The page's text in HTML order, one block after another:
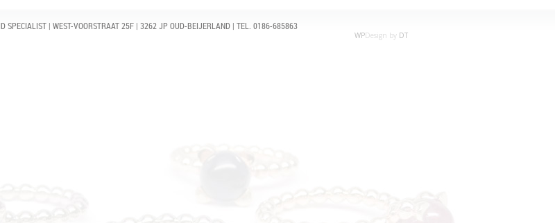
SPECIALIST | WEST-VOORSTRAAT 25F | 3262 JP OUD-BEIJERLAND | TEL. 0186-685863
WPDesign by DT